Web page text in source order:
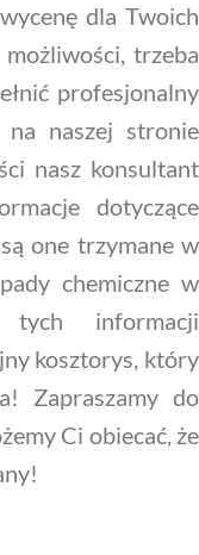
dla Twoich
trzeba
profesjonalny
naszej stronie
nasz konsultant
dotyczące
one trzymane w
chemiczne w
tych informacji
kosztorys, który
Zapraszamy do
Ci obiecać, że